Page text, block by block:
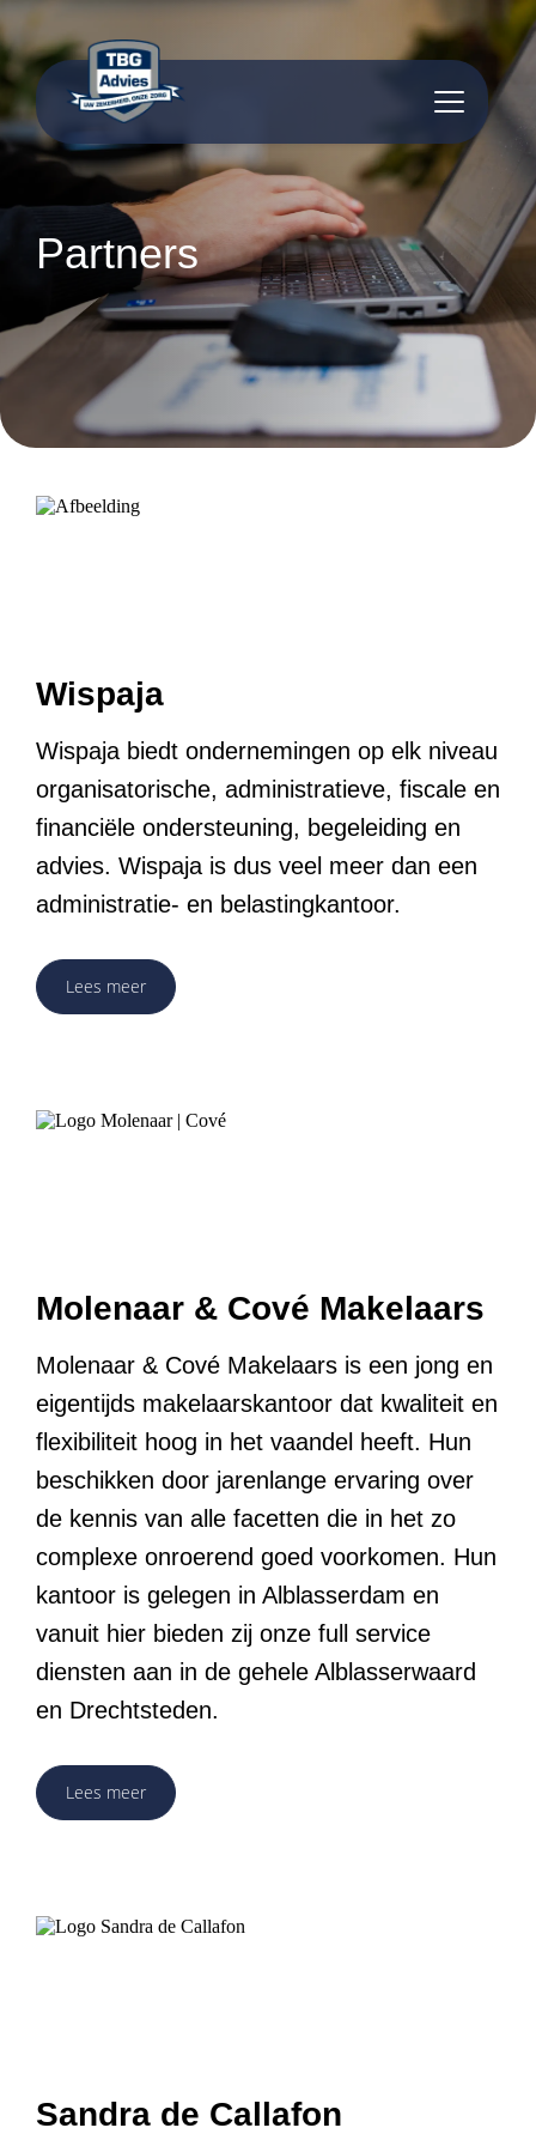
Partners
Wispaja
Wispaja biedt ondernemingen op elk niveau
organisatorische, administratieve, fiscale en
financiële ondersteuning, begeleiding en
advies. Wispaja is dus veel meer dan een
administratie- en belastingkantoor.
Lees meer
Molenaar & Cové Makelaars
Molenaar & Cové Makelaars is een jong en
eigentijds makelaarskantoor dat kwaliteit en
flexibiliteit hoog in het vaandel heeft. Hun
beschikken door jarenlange ervaring over
de kennis van alle facetten die in het zo
complexe onroerend goed voorkomen. Hun
kantoor is gelegen in Alblasserdam en
vanuit hier bieden zij onze full service
diensten aan in de gehele Alblasserwaard
en Drechtsteden.
Lees meer
Sandra de Callafon